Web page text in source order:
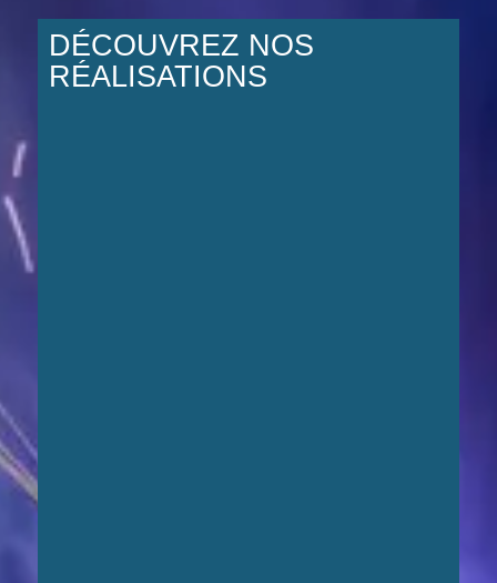
DÉCOUVREZ NOS
RÉALISATIONS